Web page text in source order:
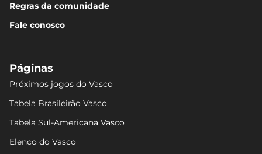
Regras da comunidade
Fale conosco
Páginas
Próximos jogos do Vasco
Tabela Brasileirão Vasco
Tabela Sul-Americana Vasco
Elenco do Vasco